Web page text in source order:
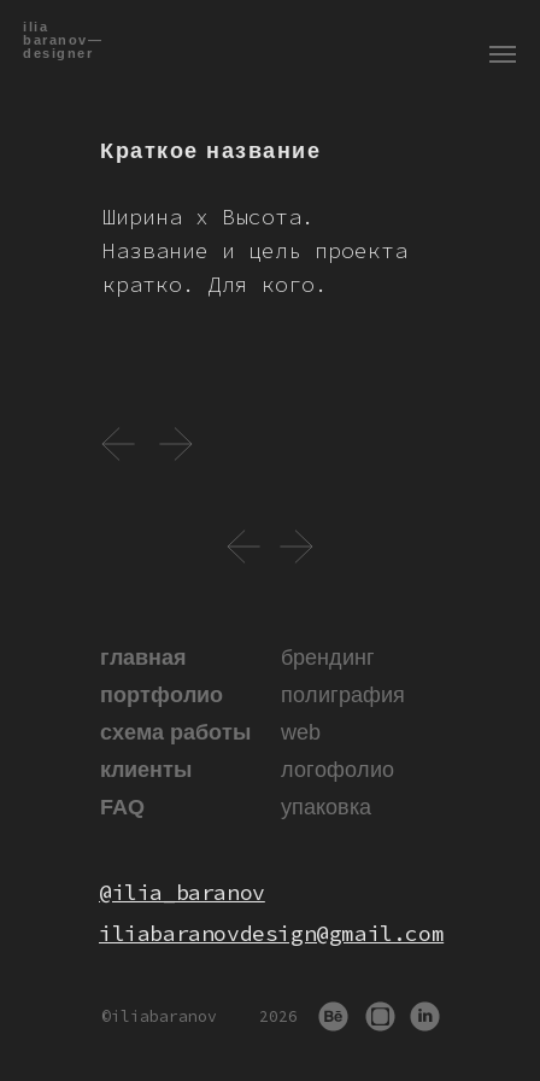
ilia
baranov—
designer
Краткое название
Ширина x Высота.
Название и цель проекта
кратко. Для кого.
портфолио
полиграфия
схема работы
web
главная брендинг
клиенты
логофолио
FAQ
упаковка
@ilia_baranov
iliabaranovdesign@gmail.com
©iliabaranov 2026